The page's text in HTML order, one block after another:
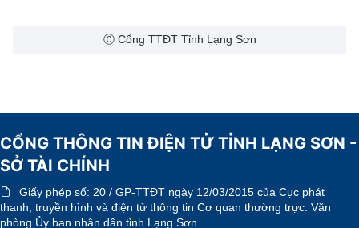
Ⓒ Cổng TTĐT Tỉnh Lạng Sơn
CỔNG THÔNG TIN ĐIỆN TỬ TỈNH LẠNG SƠN -
SỞ TÀI CHÍNH
Giấy phép số: 20 / GP-TTĐT ngày 12/03/2015 của Cục phát
thanh, truyền hình và điện tử thông tin Cơ quan thường trực: Văn
phòng Ủy ban nhân dân tỉnh Lạng Sơn.